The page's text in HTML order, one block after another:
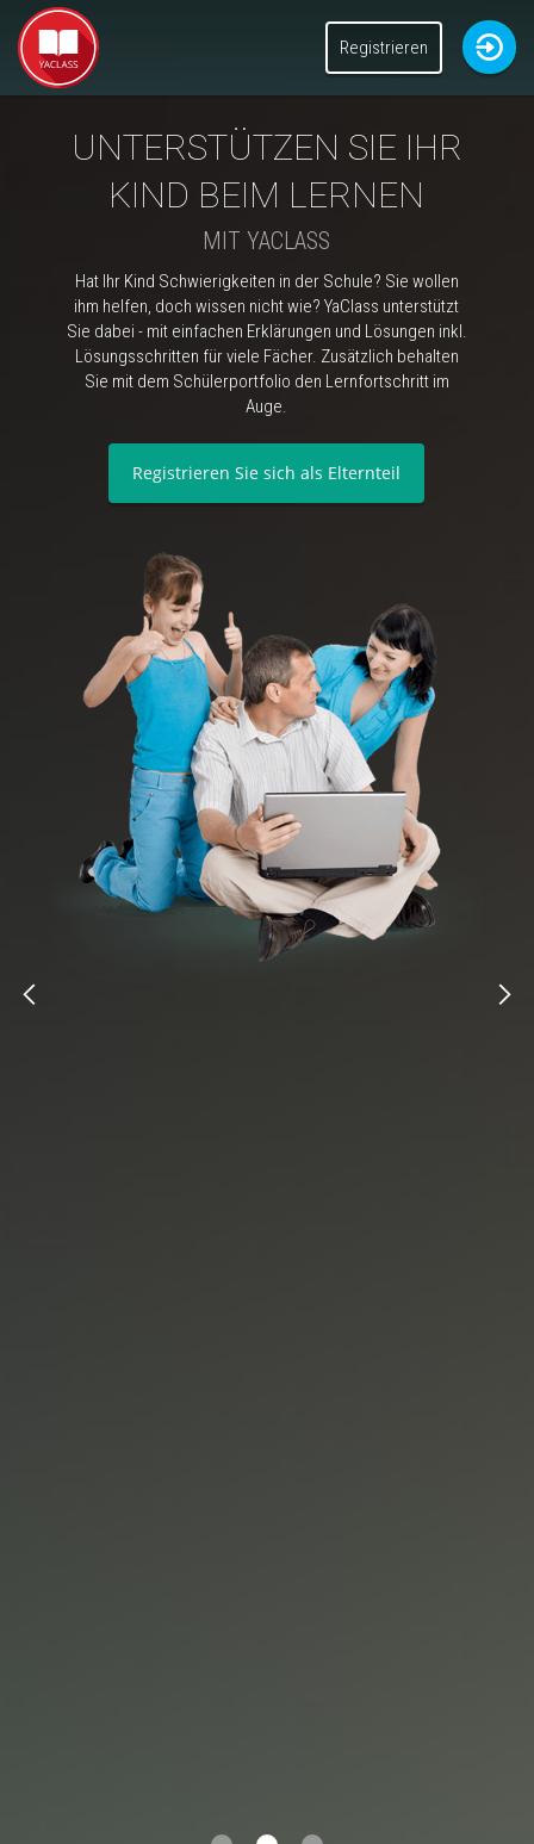
Ich bin
Ich bin
Registrieren
UNTERSTÜTZEN SIE IHR
KIND BEIM LERNEN
MIT YACLASS
Hat Ihr Kind Schwierigkeiten in der Schule? Sie wollen
ihm helfen, doch wissen nicht wie? YaClass unterstützt
Sie dabei - mit einfachen Erklärungen und Lösungen inkl.
Lösungsschritten für viele Fächer. Zusätzlich behalten
Sie mit dem Schülerportfolio den Lernfortschritt im
Auge.
Registrieren Sie sich als Elternteil